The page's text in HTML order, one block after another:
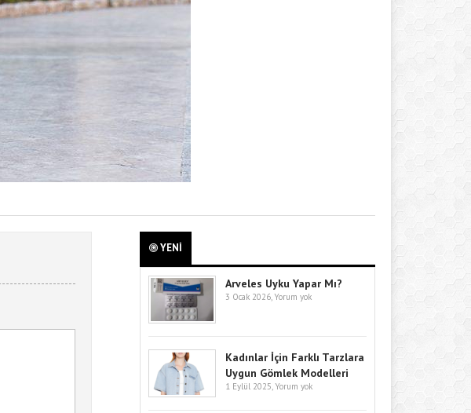
YENİ
Arveles Uyku Yapar Mı?
3 Ocak 2026, Yorum yok
Kadınlar İçin Farklı Tarzlara
Uygun Gömlek Modelleri
1 Eylül 2025, Yorum yok